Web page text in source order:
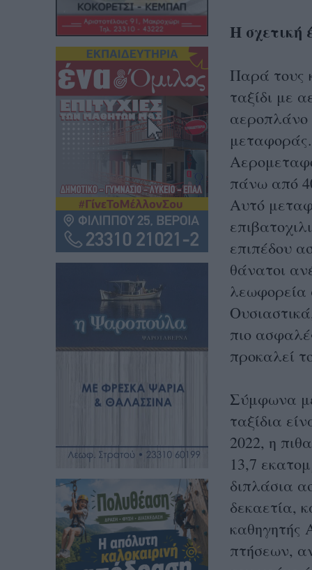
H
Παρά τους
ταξίδι με
αεροπλάνο
πάνω από
Αυτό
επιπέδου
θάνατοι
λεωφορεία
πιο
προκαλεί
Σύμφωνα
ταξίδια
2022, η
13,7
διπλάσια
δεκαετία,
καθηγητής
πτήσεων,